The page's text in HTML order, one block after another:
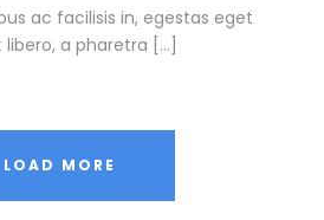
ac facilisis in, egestas eget
libero, a pharetra […]
LOAD MORE